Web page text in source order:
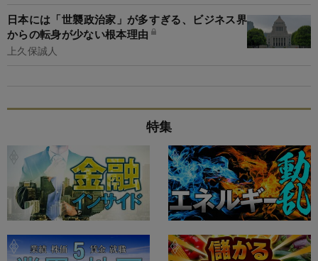
日本には「世襲政治家」が多すぎる、ビジネス界
からの転身が少ない根本理由
上久保誠人
特集